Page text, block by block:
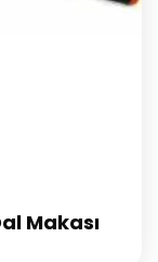
Makası